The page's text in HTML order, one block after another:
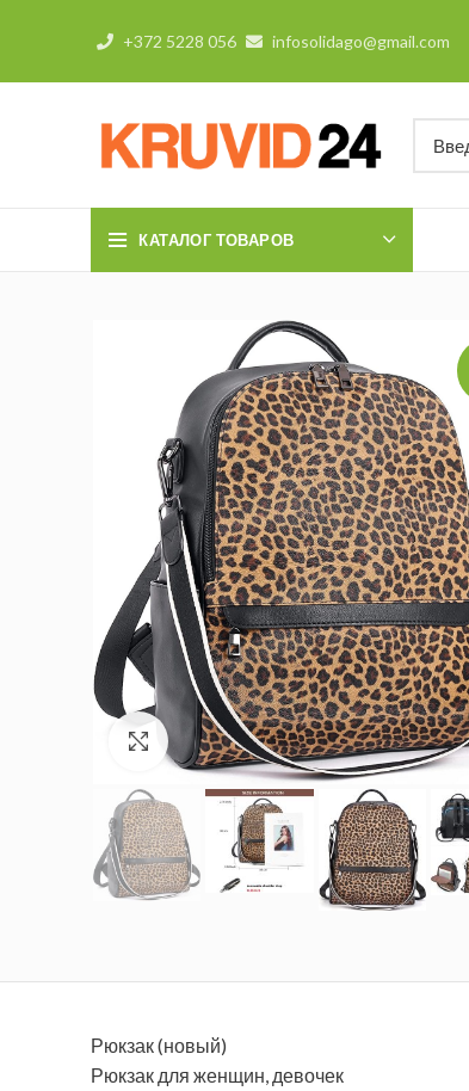
+372 5228 056 infosolidago@gmail.com
КАТАЛОГ ТОВАРОВ
Увеличить
Рюкзак (новый)
Рюкзак для женщин, девочек